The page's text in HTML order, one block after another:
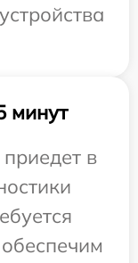
минут
в